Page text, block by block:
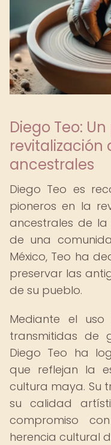
Diego Teo:
revitalización
ancestrales
Diego Teo es
pioneros en la
ancestrales de la
de una
México, Teo ha
preservar las
de su pueblo.
Mediante el uso
transmitidas de
Diego Teo ha
que reflejan la
cultura maya. Su
su calidad
compromiso
herencia cultural